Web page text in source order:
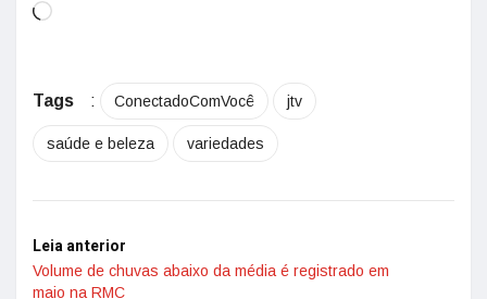
Tags : ConectadoComVocê jtv
saúde e beleza variedades
Leia anterior
Volume de chuvas abaixo da média é registrado em
maio na RMC